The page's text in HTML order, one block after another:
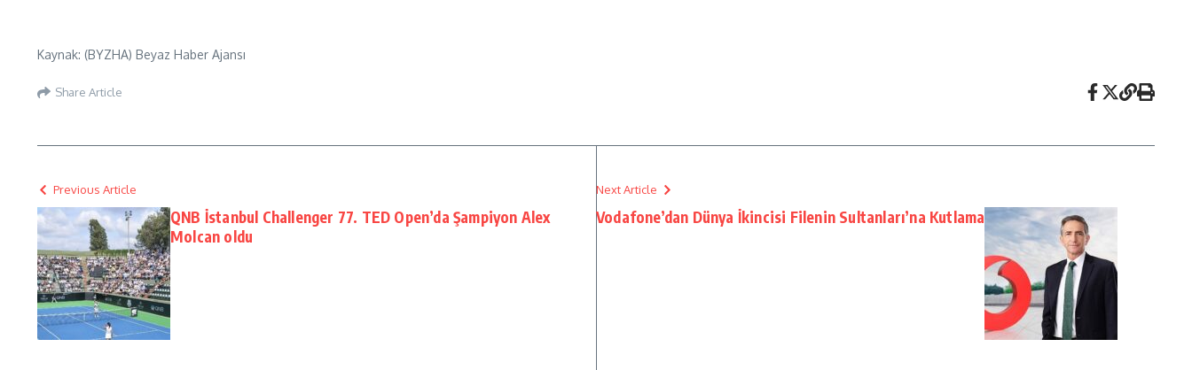
Kaynak: (BYZHA) Beyaz Haber Ajansı
Share Article
Previous Article
QNB İstanbul Challenger 77. TED Open’da Şampiyon Alex
Molcan oldu
Next Article
Vodafone’dan Dünya İkincisi Filenin Sultanları’na Kutlama